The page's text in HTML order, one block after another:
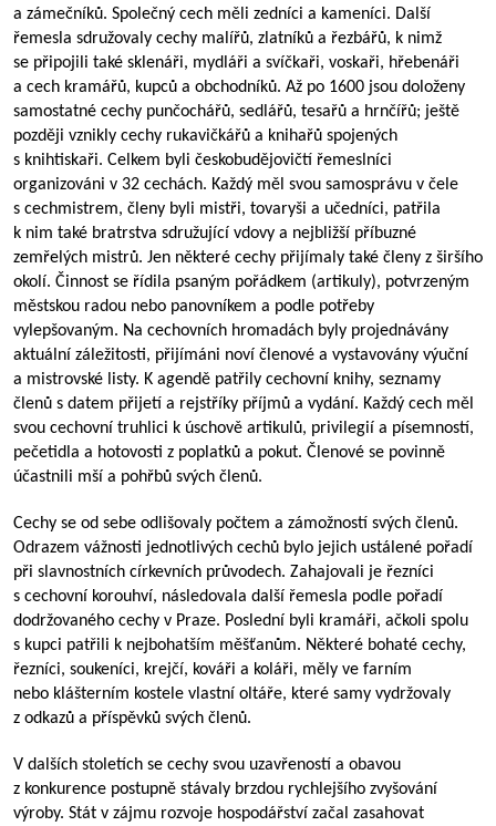
a zámečníků. Společný cech měli zedníci a kameníci. Další
řemesla sdružovaly cechy malířů, zlatníků a řezbářů, k nimž
se připojili také sklenáři, mydláři a svíčkaři, voskaři, hřebenáři
a cech kramářů, kupců a obchodníků. Až po 1600 jsou doloženy
samostatné cechy punčochářů, sedlářů, tesařů a hrnčířů; ještě
později vznikly cechy rukavičkářů a knihařů spojených
s knihtiskaři. Celkem byli českobudějovičtí řemeslníci
organizováni v 32 cechách. Každý měl svou samosprávu v čele
s cechmistrem, členy byli mistři, tovaryši a učedníci, patřila
k nim také bratrstva sdružující vdovy a nejbližší příbuzné
zemřelých mistrů. Jen některé cechy přijímaly také členy z širšího
okolí. Činnost se řídila psaným pořádkem (artikuly), potvrzeným
městskou radou nebo panovníkem a podle potřeby
vylepšovaným. Na cechovních hromadách byly projednávány
aktuální záležitosti, přijímáni noví členové a vystavovány výuční
a mistrovské listy. K agendě patřily cechovní knihy, seznamy
členů s datem přijetí a rejstříky příjmů a vydání. Každý cech měl
svou cechovní truhlici k úschově artikulů, privilegií a písemností,
pečetidla a hotovosti z poplatků a pokut. Členové se povinně
účastnili mší a pohřbů svých členů.
Cechy se od sebe odlišovaly počtem a zámožností svých členů.
Odrazem vážnosti jednotlivých cechů bylo jejich ustálené pořadí
při slavnostních církevních průvodech. Zahajovali je řezníci
s cechovní korouhví, následovala další řemesla podle pořadí
dodržovaného cechy v Praze. Poslední byli kramáři, ačkoli spolu
s kupci patřili k nejbohatším měšťanům. Některé bohaté cechy,
řezníci, soukeníci, krejčí, kováři a koláři, měly ve farním
nebo klášterním kostele vlastní oltáře, které samy vydržovaly
z odkazů a příspěvků svých členů.
V dalších stoletích se cechy svou uzavřeností a obavou
z konkurence postupně stávaly brzdou rychlejšího zvyšování
výroby. Stát v zájmu rozvoje hospodářství začal zasahovat